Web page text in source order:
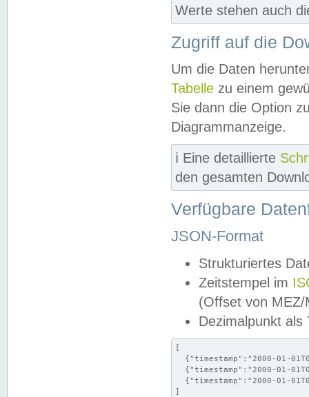
Werte stehen auch
Zugriff auf die
Um die Daten
Tabelle zu einem
Sie dann die Option
Diagrammanzeige.
ℹ️ Eine detaillierte
den gesamten
Verfügbare
JSON-Format
Strukturiertes
Zeitstempel im
(Offset von MEZ/
Dezimalpunkt als
[
{"timestamp":"2000-01-
{"timestamp":"2000-01-
{"timestamp":"2000-01-
]